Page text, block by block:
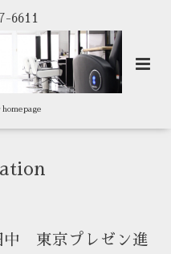
6611
東京プレゼン進